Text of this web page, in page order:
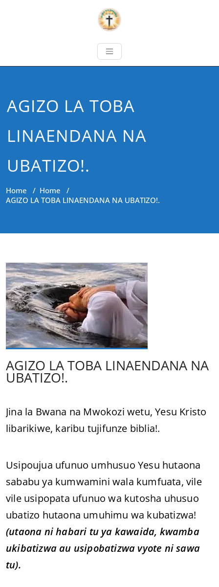
AGIZO LA TOBA
LINAENDANA NA
UBATIZO!.
Home / Home /
AGIZO LA TOBA LINAENDANA NA UBATIZO!.
AGIZO LA TOBA LINAENDANA NA
UBATIZO!.
Jina la Bwana na Mwokozi wetu, Yesu Kristo
libarikiwe, karibu tujifunze biblia!.
Usipoujua ufunuo umhusuo Yesu hutaona
sababu ya kumwamini wala kumfuata, vile
vile usipopata ufunuo wa kutosha uhusuo
ubatizo hutaona umuhimu wa kubatizwa!
(utaona ni habari tu ya kawaida, kwamba
ukibatizwa au usipobatizwa vyote ni sawa
tu).